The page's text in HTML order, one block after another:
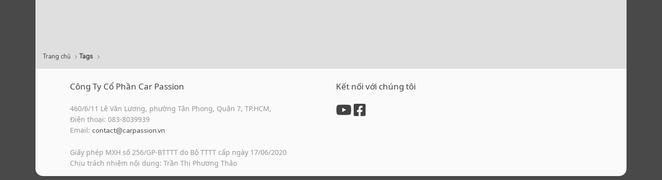
Trang chủ Tags
Công Ty Cổ Phần Car Passion
460/6/11 Lê Văn Lương, phường Tân Phong, Quận 7, TP.HCM,
Điện thoại: 083-8039939
Email: contact@carpassion.vn
Giấy phép MXH số 256/GP-BTTTT do Bộ TTTT cấp ngày 17/06/2020
Chịu trách nhiệm nội dung: Trần Thị Phương Thảo
Kết nối với chúng tôi